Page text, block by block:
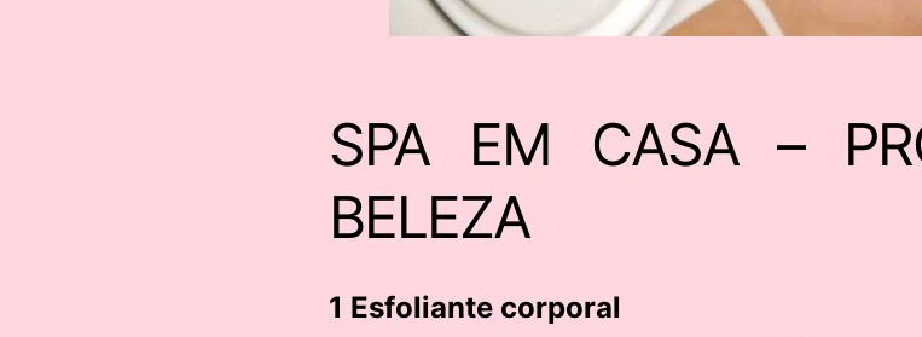
SPA EM CASA –
BELEZA
1 Esfoliante corporal